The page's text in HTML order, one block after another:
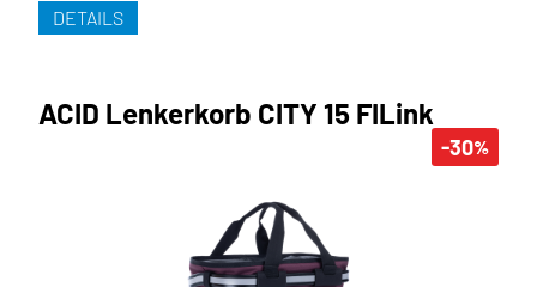
DETAILS
-30%
ACID Lenkerkorb CITY 15 FILink